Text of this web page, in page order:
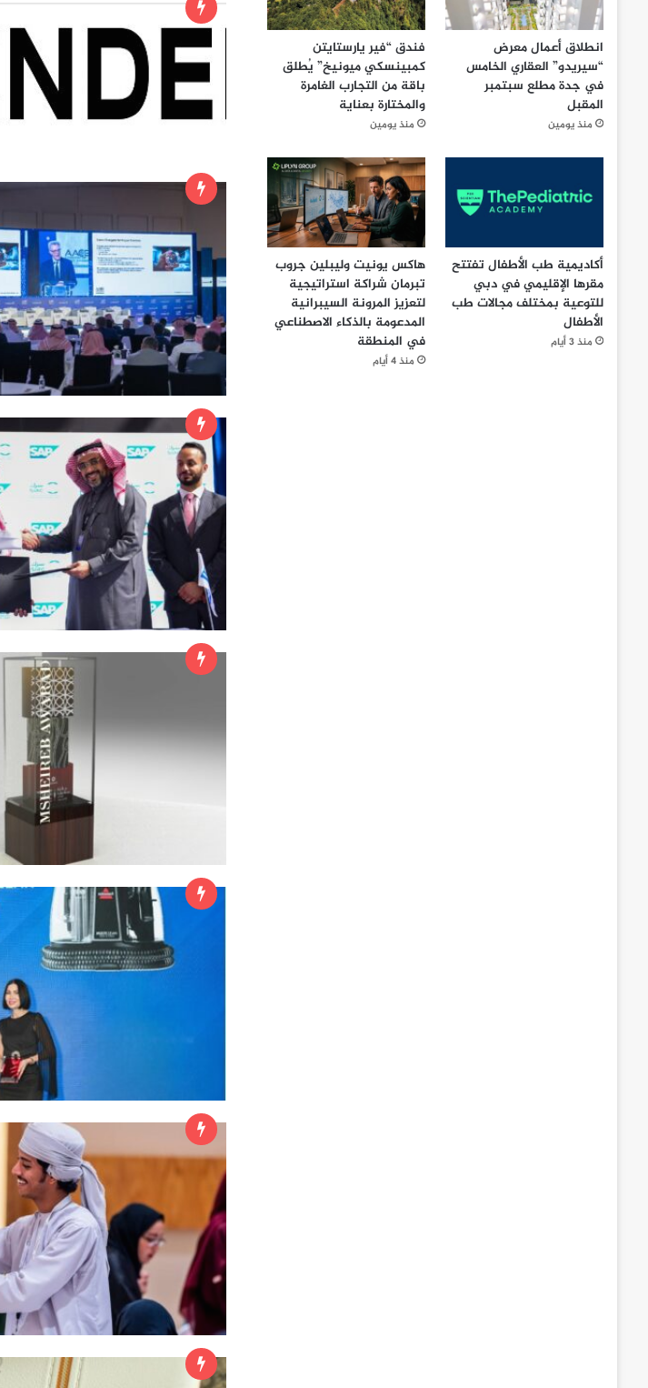
انطلاق أعمال معرض
“سيريدو” العقاري الخامس
في جدة مطلع سبتمبر
المقبل
منذ يومين
فندق “فير يارستايتن
كمبينسكي ميونيخ” يُطلق
باقة من التجارب الغامرة
والمختارة بعناية
منذ يومين
أكاديمية طب الأطفال تفتتح
مقرها الإقليمي في دبي
للتوعية بمختلف مجالات طب
الأطفال
منذ 3 أيام
هاكس يونيت وليبلين جروب
تبرمان شراكة استراتيجية
لتعزيز المرونة السيبرانية
المدعومة بالذكاء الاصطناعي
في المنطقة
منذ 4 أيام